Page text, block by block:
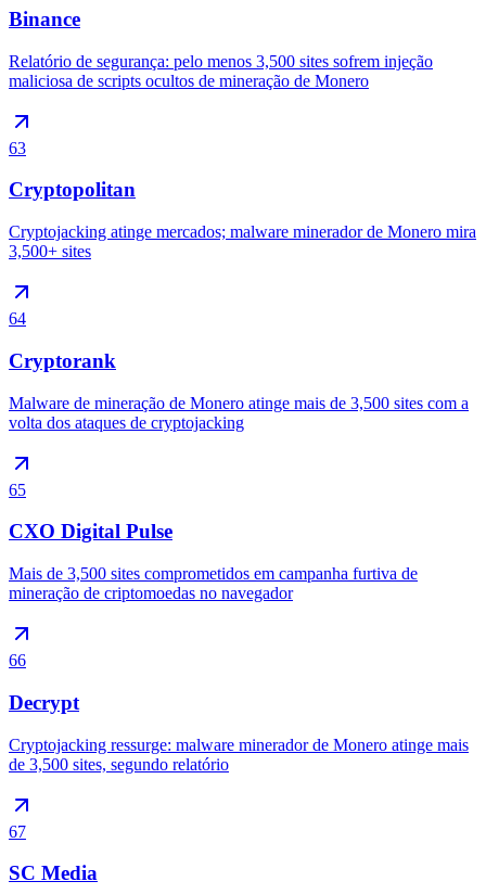
Binance
Relatório de segurança: pelo menos 3,500 sites sofrem injeção
maliciosa de scripts ocultos de mineração de Monero
63
Cryptopolitan
Cryptojacking atinge mercados; malware minerador de Monero mira
3,500+ sites
64
Cryptorank
Malware de mineração de Monero atinge mais de 3,500 sites com a
volta dos ataques de cryptojacking
65
CXO Digital Pulse
Mais de 3,500 sites comprometidos em campanha furtiva de
mineração de criptomoedas no navegador
66
Decrypt
Cryptojacking ressurge: malware minerador de Monero atinge mais
de 3,500 sites, segundo relatório
67
SC Media